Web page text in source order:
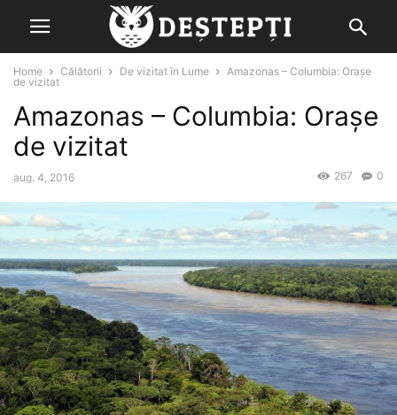
Home Călătorii De vizitat în Lume
Amazonas – Columbia: Orașe
de vizitat
Amazonas – Columbia: Orașe
de vizitat
aug. 4, 2016 0
267